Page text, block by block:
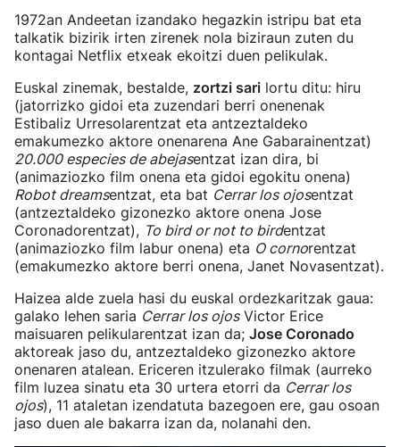
1972an Andeetan izandako hegazkin istripu bat eta
talkatik bizirik irten zirenek nola biziraun zuten du
kontagai Netflix etxeak ekoitzi duen pelikulak.
Euskal zinemak, bestalde, zortzi sari lortu ditu: hiru
(jatorrizko gidoi eta zuzendari berri onenenak
Estibaliz Urresolarentzat eta antzeztaldeko
emakumezko aktore onenarena Ane Gabarainentzat)
20.000 especies de abejasentzat izan dira, bi
(animaziozko film onena eta gidoi egokitu onena)
Robot dreamsentzat, eta bat Cerrar los ojosentzat
(antzeztaldeko gizonezko aktore onena Jose
Coronadorentzat), To bird or not to birdentzat
(animaziozko film labur onena) eta O cornorentzat
(emakumezko aktore berri onena, Janet Novasentzat).
Haizea alde zuela hasi du euskal ordezkaritzak gaua:
galako lehen saria Cerrar los ojosVictor Erice
maisuaren pelikularentzat izan da; Jose Coronado
aktoreak jaso du, antzeztaldeko gizonezko aktore
onenaren atalean. Ericeren itzulerako filmak (aurreko
film luzea sinatu eta 30 urtera etorri da Cerrar los
ojos), 11 ataletan izendatuta bazegoen ere, gau osoan
jaso duen ale bakarra izan da, nolanahi den.